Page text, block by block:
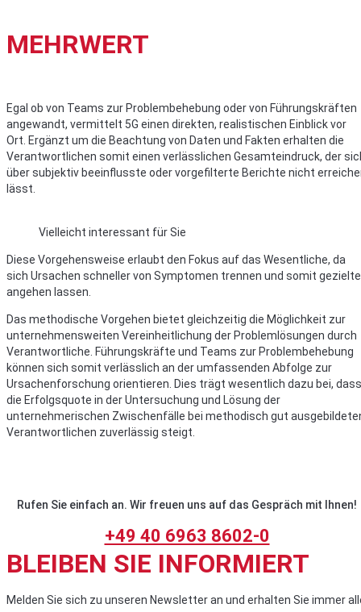
MEHRWERT
Egal ob von Teams zur Problembehebung oder von Führungskräften
angewandt, vermittelt 5G einen direkten, realistischen Einblick vor
Ort. Ergänzt um die Beachtung von Daten und Fakten erhalten die
Verantwortlichen somit einen verlässlichen Gesamteindruck, der
über subjektiv beeinflusste oder vorgefilterte Berichte nicht
lässt.
Vielleicht interessant für Sie
Diese Vorgehensweise erlaubt den Fokus auf das Wesentliche, da
sich Ursachen schneller von Symptomen trennen und somit
angehen lassen.
Das methodische Vorgehen bietet gleichzeitig die Möglichkeit zur
unternehmensweiten Vereinheitlichung der Problemlösungen durch
Verantwortliche. Führungskräfte und Teams zur Problembehebung
können sich somit verlässlich an der umfassenden Abfolge zur
Ursachenforschung orientieren. Dies trägt wesentlich dazu bei, dass
die Erfolgsquote in der Untersuchung und Lösung der
unternehmerischen Zwischenfälle bei methodisch gut
Verantwortlichen zuverlässig steigt.
Rufen Sie einfach an. Wir freuen uns auf das Gespräch mit Ihnen!
+49 40 6963 8602-0
BLEIBEN SIE INFORMIERT
Melden Sie sich zu unseren Newsletter an und erhalten Sie immer